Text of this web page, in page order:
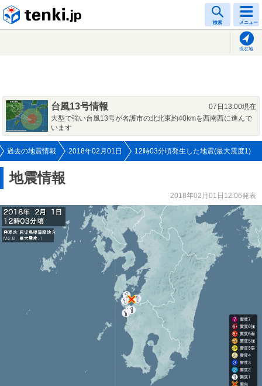
検索 メニュー
現在地
台風13号情報
07日13:00現在
大型で強い台風13号が名護市の北北東約40kmを西南西に進んで
います
過去の地震情報 2018年02月01日 12時03分頃発生した地震(最大震度1)
地震情報
2018年02月01日12:06発表